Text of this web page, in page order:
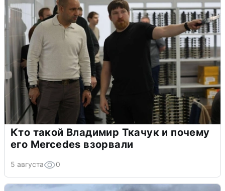
Кто такой Владимир Ткачук и почему
его Mercedes взорвали
5 августа 0